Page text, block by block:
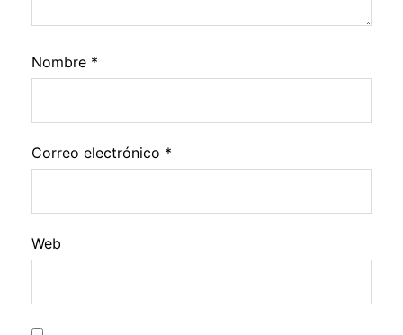
Nombre *
Correo electrónico *
Web